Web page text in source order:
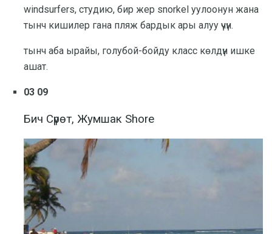
windsurfers, студию, бир жер snorkel уулоонун жана
тынч кишилер гана пляж бардык ары алуу үчүн.
тынч аба ырайы, голубой-бойду класс көлдүн ишке
ашат.
03 09
Бич Сүрөт, Жумшак Shore